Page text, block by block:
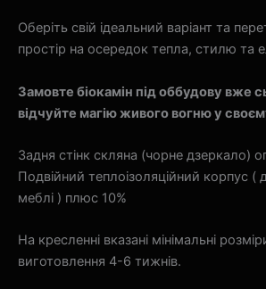
Оберіть свій ідеальний варіант та
простір на осередок тепла, стилю та
Замовте біокамін під оббудову вже
відчуйте магію живого вогню у
Задня стінк скляна (чорне дзеркало)
Подвійний теплоізоляційний корпус
меблі ) плюс 10%
На кресленні вказані мінімальні
виготовлення 4-6 тижнів.